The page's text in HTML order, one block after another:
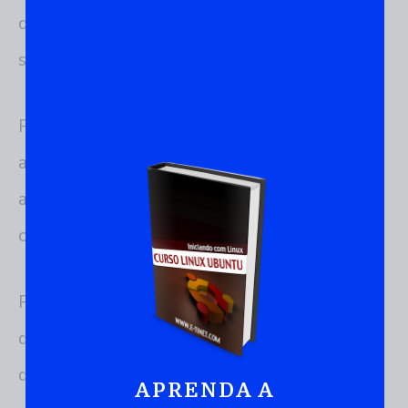
que surgem na administração de um ou mais
sistemas.
Por ser fundamental no meio empresarial
atualmente, a tecnologia da informação é
aplicada a inúmeros segmentos de negócios,
cada um com suas particularidades.
Poder alterar programas para atender essas
diferentes demandas é uma forma de se
diferenciar no mercado enquanto profissional, o
APRENDA A